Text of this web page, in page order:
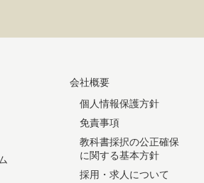
会社概要
個人情報保護方針
免責事項
教科書採択の公正確保
に関する基本方針
採用・求人について